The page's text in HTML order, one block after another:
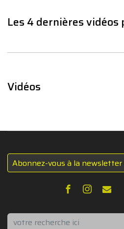
Les 4 dernières vidéos
Vidéos
Abonnez-vous à la
Rechercher